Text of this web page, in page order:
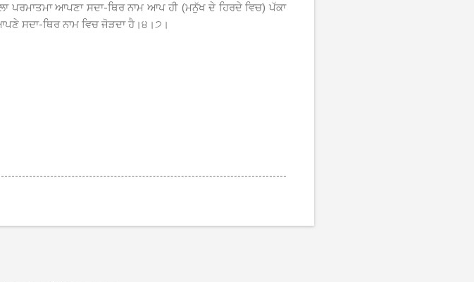
ਪਰਮਾਤਮਾ ਆਪਣਾ ਸਦਾ-ਥਿਰ ਨਾਮ ਆਪ ਹੀ (ਮਨੁੱਖ ਦੇ ਹਿਰਦੇ ਵਿਚ) ਪੱਕਾ
ਸਦਾ-ਥਿਰ ਨਾਮ ਵਿਚ ਜੋੜਦਾ ਹੈ।੪।੭।